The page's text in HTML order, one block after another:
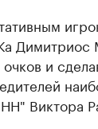
Димитриос
и
Виктора